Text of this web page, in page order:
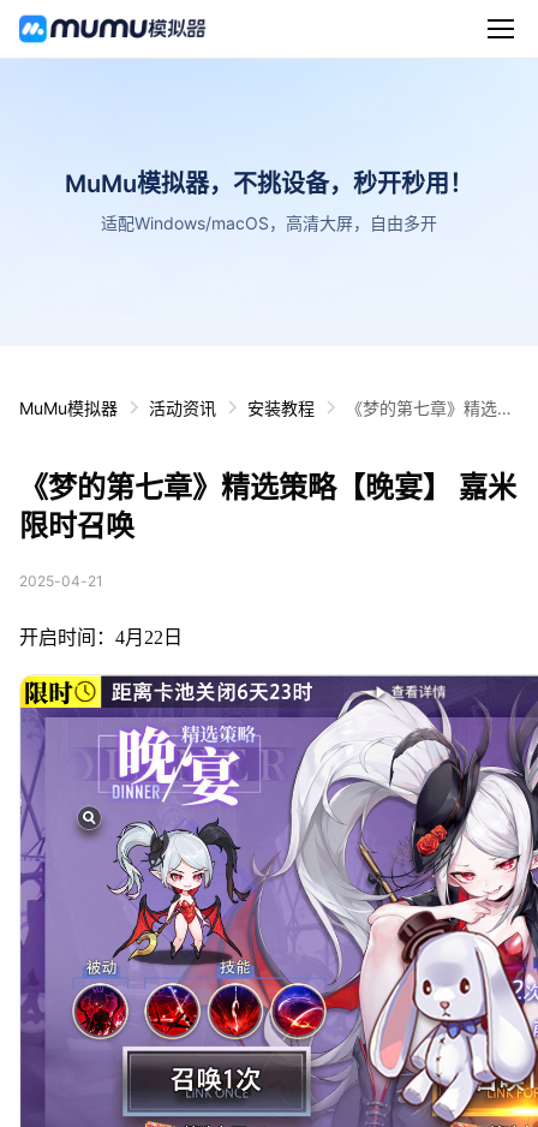
MuMu模拟器，不挑设备，秒开秒用！
适配Windows/macOS，高清大屏，自由多开
MuMu模拟器 活动资讯 安装教程
《梦的第七章》精选策
《梦的第七章》精选策略【晚宴】 嘉米
限时召唤
2025-04-21
开启时间：4月22日